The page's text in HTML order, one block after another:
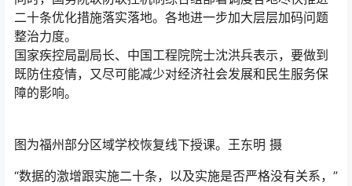
二十条优化措施落实落地。各地进一步加大层层加码问题
整治力度。
国家疾控局副局长、中国工程院院士沈洪兵表示，要做到
既防住疫情，又尽可能减少对经济社会发展和民生服务保
障的影响。
图为福州部分区域学校恢复线下授课。王东明 摄
“数据的激增跟实施二十条，以及实施是否严格没有关系，”